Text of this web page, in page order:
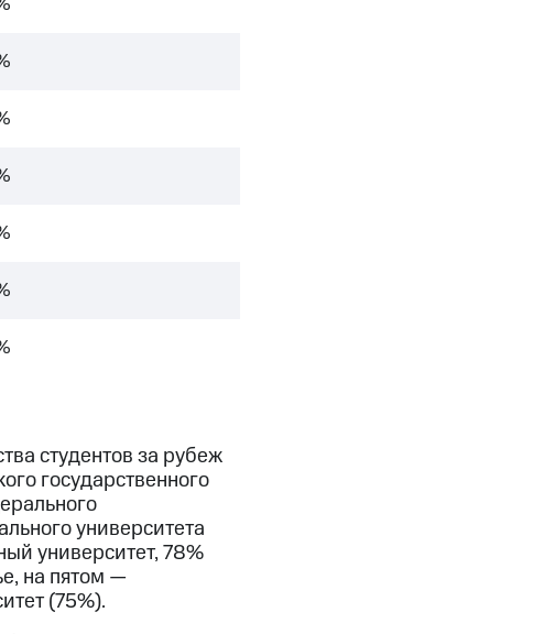
студентов за рубеж
государственного
университета
университет, 78%
на пятом —
(75%).